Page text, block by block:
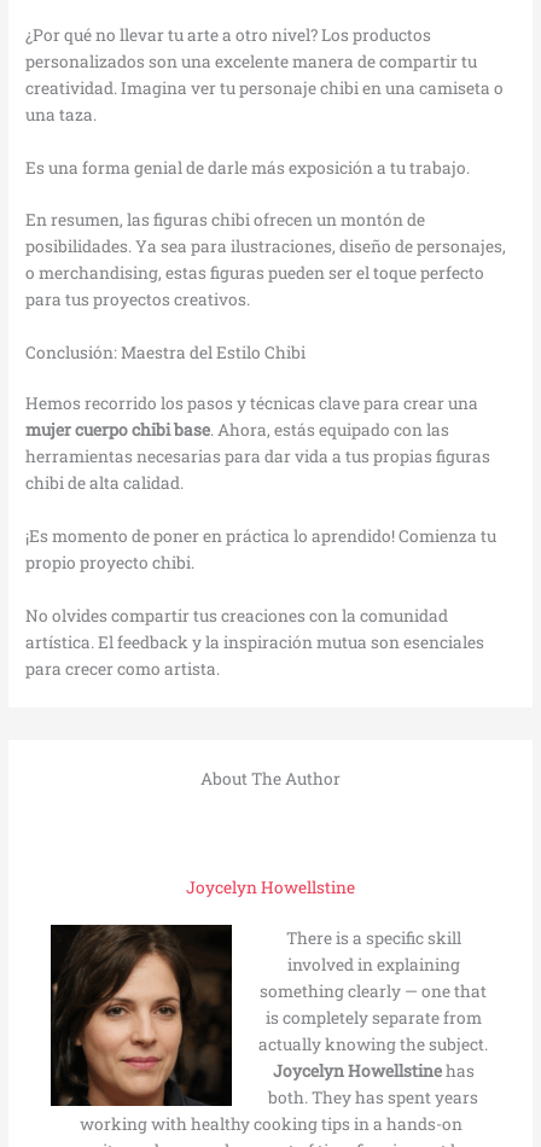
¿Por qué no llevar tu arte a otro nivel? Los productos
personalizados son una excelente manera de compartir tu
creatividad. Imagina ver tu personaje chibi en una camiseta o
una taza.
Es una forma genial de darle más exposición a tu trabajo.
En resumen, las figuras chibi ofrecen un montón de
posibilidades. Ya sea para ilustraciones, diseño de personajes,
o merchandising, estas figuras pueden ser el toque perfecto
para tus proyectos creativos.
Conclusión: Maestra del Estilo Chibi
Hemos recorrido los pasos y técnicas clave para crear una
mujer cuerpo chibi base. Ahora, estás equipado con las
herramientas necesarias para dar vida a tus propias figuras
chibi de alta calidad.
¡Es momento de poner en práctica lo aprendido! Comienza tu
propio proyecto chibi.
No olvides compartir tus creaciones con la comunidad
artística. El feedback y la inspiración mutua son esenciales
para crecer como artista.
About The Author
Joycelyn Howellstine
There is a specific skill
involved in explaining
something clearly — one that
is completely separate from
actually knowing the subject.
Joycelyn Howellstinehas
both. They has spent years
working with healthy cooking tips in a hands-on